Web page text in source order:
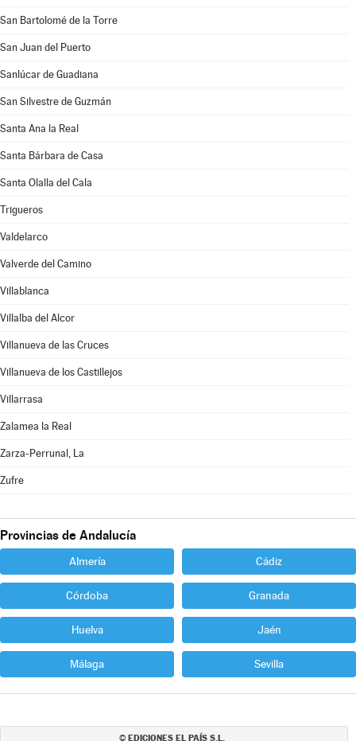
San Bartolomé de la Torre
San Juan del Puerto
Sanlúcar de Guadiana
San Silvestre de Guzmán
Santa Ana la Real
Santa Bárbara de Casa
Santa Olalla del Cala
Trigueros
Valdelarco
Valverde del Camino
Villablanca
Villalba del Alcor
Villanueva de las Cruces
Villanueva de los Castillejos
Villarrasa
Zalamea la Real
Zarza-Perrunal, La
Zufre
Provincias de Andalucía
Almería Cádiz
Córdoba Granada
Huelva Jaén
Málaga Sevilla
© EDICIONES EL PAÍS S.L.